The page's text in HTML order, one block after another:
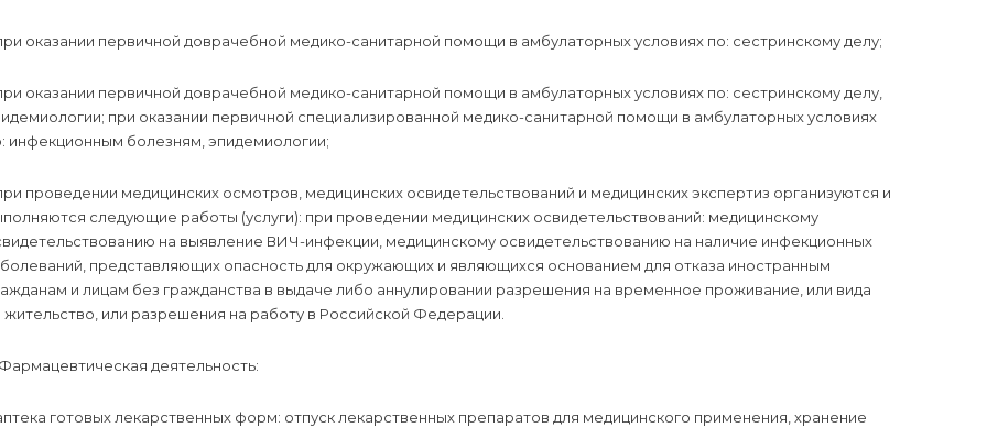
оказании первичной доврачебной медико-санитарной помощи в амбулаторных условиях по: сестринскому делу;
оказании первичной доврачебной медико-санитарной помощи в амбулаторных условиях по: сестринскому делу,
при оказании первичной специализированной медико-санитарной помощи в амбулаторных условиях
инфекционным болезням, эпидемиологии;
проведении медицинских осмотров, медицинских освидетельствований и медицинских экспертиз организуются и
следующие работы (услуги): при проведении медицинских освидетельствований: медицинскому
на выявление ВИЧ-инфекции, медицинскому освидетельствованию на наличие инфекционных
представляющих опасность для окружающих и являющихся основанием для отказа иностранным
и лицам без гражданства в выдаче либо аннулировании разрешения на временное проживание, или вида
жительство, или разрешения на работу в Российской Федерации.
деятельность:
готовых лекарственных форм: отпуск лекарственных препаратов для медицинского применения, хранение